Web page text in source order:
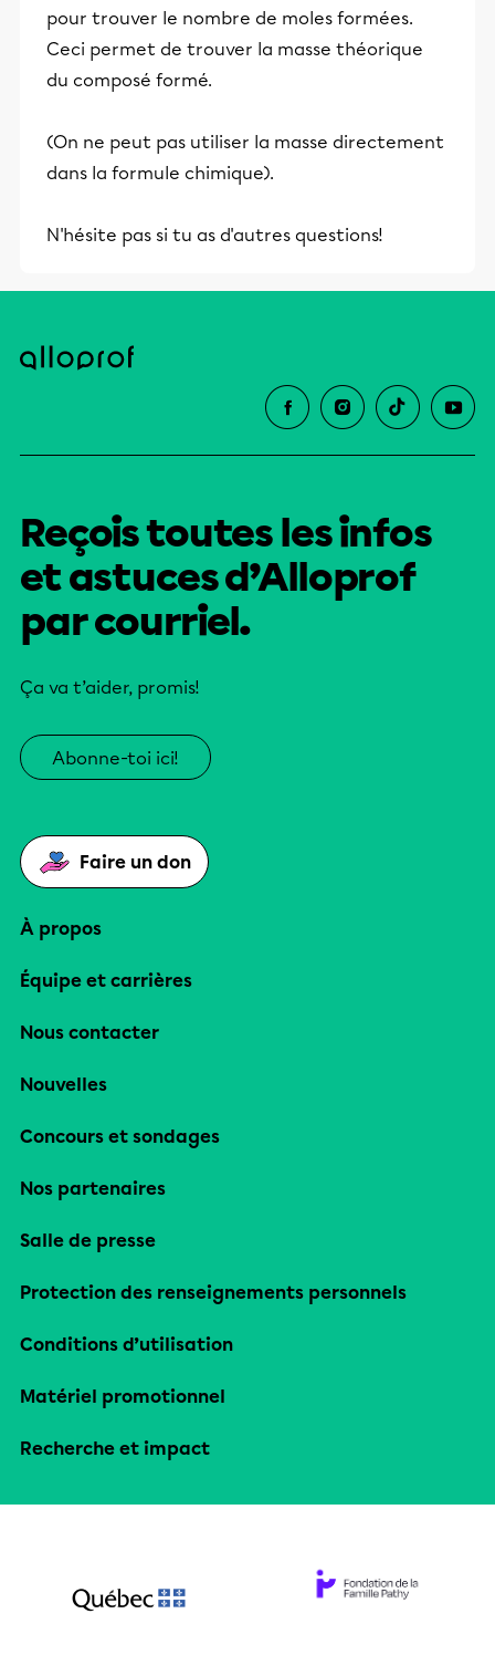
pour trouver le nombre de moles formées.
Ceci permet de trouver la masse théorique
du composé formé.
(On ne peut pas utiliser la masse directement
dans la formule chimique).
N'hésite pas si tu as d'autres questions!
Reçois toutes les infos
et astuces d’Alloprof
par courriel.
Ça va t’aider, promis!
Abonne-toi ici!
Faire un don
À propos
Équipe et carrières
Nous contacter
Nouvelles
Concours et sondages
Nos partenaires
Salle de presse
Protection des renseignements personnels
Conditions d’utilisation
Matériel promotionnel
Recherche et impact